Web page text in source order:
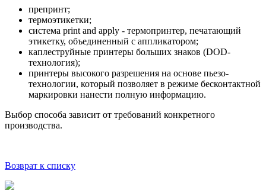
препринт;
термоэтикетки;
система print and apply - термопринтер, печатающий
этикетку, объединенный с аппликатором;
каплеструйные принтеры больших знаков (DOD-
технология);
принтеры высокого разрешения на основе пьезо-
технологии, который позволяет в режиме бесконтактной
маркировки нанести полную информацию.
Выбор способа зависит от требований конкретного
производства.
Возврат к списку